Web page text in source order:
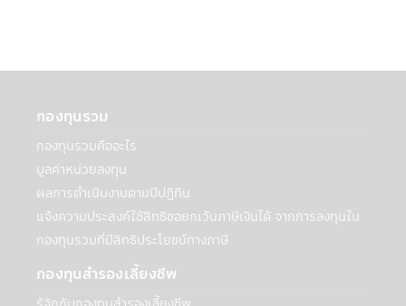
• การจัดทำข้อมูลสถิติที่รวบรวมไว้กับบุคคล
ภายนอก รวมถึงธุรกิจอื่นๆ และประชาชนทั่วไป
เกี่ยวกับวิธีการ เวลา และเหตุผลที่ผู้ใช้ไปที่
เว็บไซต์และใช้บริการของบริษัทฯ ข้อมูลนี้จะไม่
ระบุตัวตนของท่านหรือให้ข้อมูลเกี่ยวกับการใช้
เว็บไซต์หรือบริการของท่าน ทั้งนี้บริษัทฯจะไม่
เปิดเผยข้อมูลส่วนบุคคลของท่านกับบุคคล
ภายนอกเพื่อวัตถุประสงค์ด้านการตลาดโดย
ปราศจากความยินยอมของท่าน
กองทุนรวม
กองทุนรวมคืออะไร
มูลค่าหน่วยลงทุน
ผลการดำเนินงานตามปีปฏิทิน
แจ้งความประสงค์ใช้สิทธิขอยกเว้นภาษีเงินได้ จากการลงทุนใน
กองทุนรวมที่มีสิทธิประโยชน์ทางภาษี
กองทุนสำรองเลี้ยงชีพ